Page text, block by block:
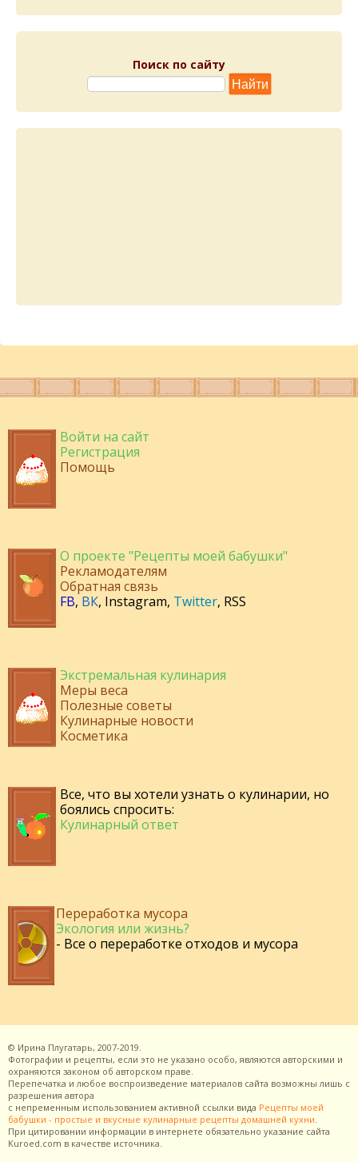
Поиск по сайту
Войти на сайт
Регистрация
Помощь
О проекте "Рецепты моей бабушки"
Рекламодателям
Обратная связь
FB, ВК, Instagram, Twitter, RSS
Экстремальная кулинария
Меры веса
Полезные советы
Кулинарные новости
Косметика
Все, что вы хотели узнать о кулинарии, но
боялись спросить:
Кулинарный ответ
Переработка мусора
Экология или жизнь?
- Все о переработке отходов и мусора
© Ирина Плугатарь, 2007-2019.
Фотографии и рецепты, если это не указано особо, являются авторскими и
охраняются законом об авторском праве.
Перепечатка и любое воспроизведение материалов сайта возможны лишь с
разрешения автора
с непременным использованием активной ссылки вида Рецепты моей
бабушки - простые и вкусные кулинарные рецепты домашней кухни.
При цитировании информации в интернете обязательно указание сайта
Kuroed.com в качестве источника.